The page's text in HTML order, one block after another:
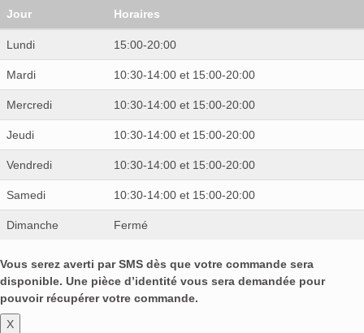
Jour Horaires
Lundi 15:00-20:00
Mardi 10:30-14:00 et 15:00-20:00
Mercredi 10:30-14:00 et 15:00-20:00
Jeudi 10:30-14:00 et 15:00-20:00
Vendredi 10:30-14:00 et 15:00-20:00
Samedi 10:30-14:00 et 15:00-20:00
Dimanche Fermé
Vous serez averti par SMS dès que votre commande sera
disponible. Une pièce d’identité vous sera demandée pour
pouvoir récupérer votre commande.
X